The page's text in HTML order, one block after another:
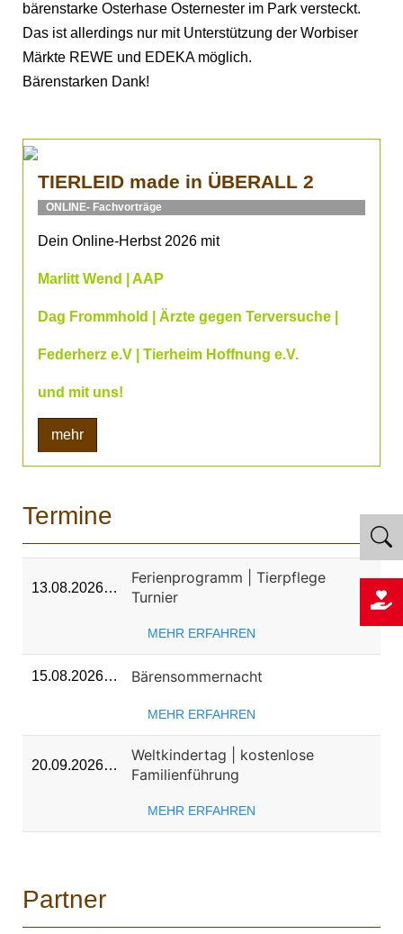
bärenstarke Osterhase Osternester im Park versteckt.
Das ist allerdings nur mit Unterstützung der Worbiser
Märkte REWE und EDEKA möglich.
Bärenstarken Dank!
TIERLEID made in ÜBERALL 2
ONLINE- Fachvorträge
Dein Online-Herbst 2026 mit
Marlitt Wend | AAP
Dag Frommhold | Ärzte gegen Terversuche |
Federherz e.V | Tierheim Hoffnung e.V.
und mit uns!
mehr
Termine
13.08.2026…
Ferienprogramm | Tierpflege
Turnier
MEHR ERFAHREN
15.08.2026… Bärensommernacht
MEHR ERFAHREN
20.09.2026…
Weltkindertag | kostenlose
Familienführung
MEHR ERFAHREN
Partner